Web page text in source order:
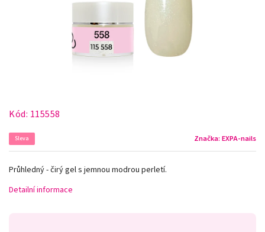
Kód: 115558
Sleva Značka: EXPA-nails
Průhledný - čirý gel s jemnou modrou perletí.
Detailní informace